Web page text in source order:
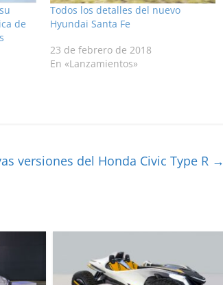
de
Todos los detalles del nuevo
Hyundai Santa Fe
23 de febrero de 2018
En «Lanzamientos»
versiones del Honda Civic Type R →